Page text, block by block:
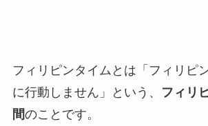
フィリピンタイムとは「フィリピ
に行動しません」という、
フィリ
間のことです。